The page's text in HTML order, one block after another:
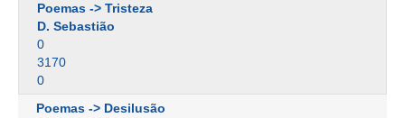
Poemas -> Tristeza
D. Sebastião
0
3170
0
Poemas -> Desilusão